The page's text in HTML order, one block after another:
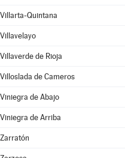
Villarta-Quintana
Villavelayo
Villaverde de Rioja
Villoslada de Cameros
Viniegra de Abajo
Viniegra de Arriba
Zarratón